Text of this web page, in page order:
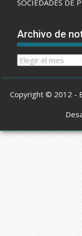
SOCIEDADES DE
Archivo de
Archivo
Copyright © 2012 -